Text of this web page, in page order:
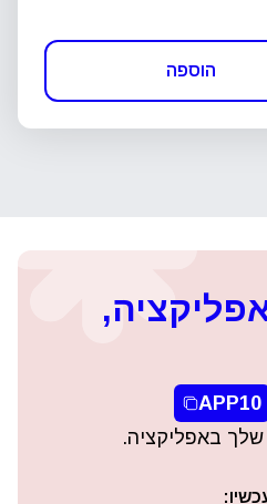
הוספה
APP10
באפליקציה.